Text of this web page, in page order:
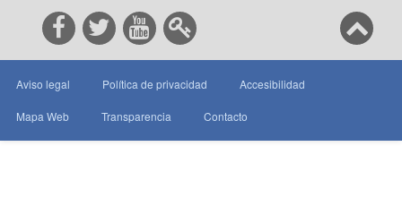
Aviso legal Política de privacidad Accesibilidad
Mapa Web Transparencia Contacto